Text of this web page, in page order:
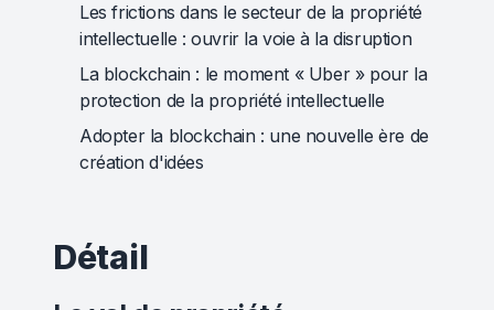
Les frictions dans le secteur de la propriété
intellectuelle : ouvrir la voie à la disruption
La blockchain : le moment « Uber » pour la
protection de la propriété intellectuelle
Adopter la blockchain : une nouvelle ère de
création d'idées
Détail